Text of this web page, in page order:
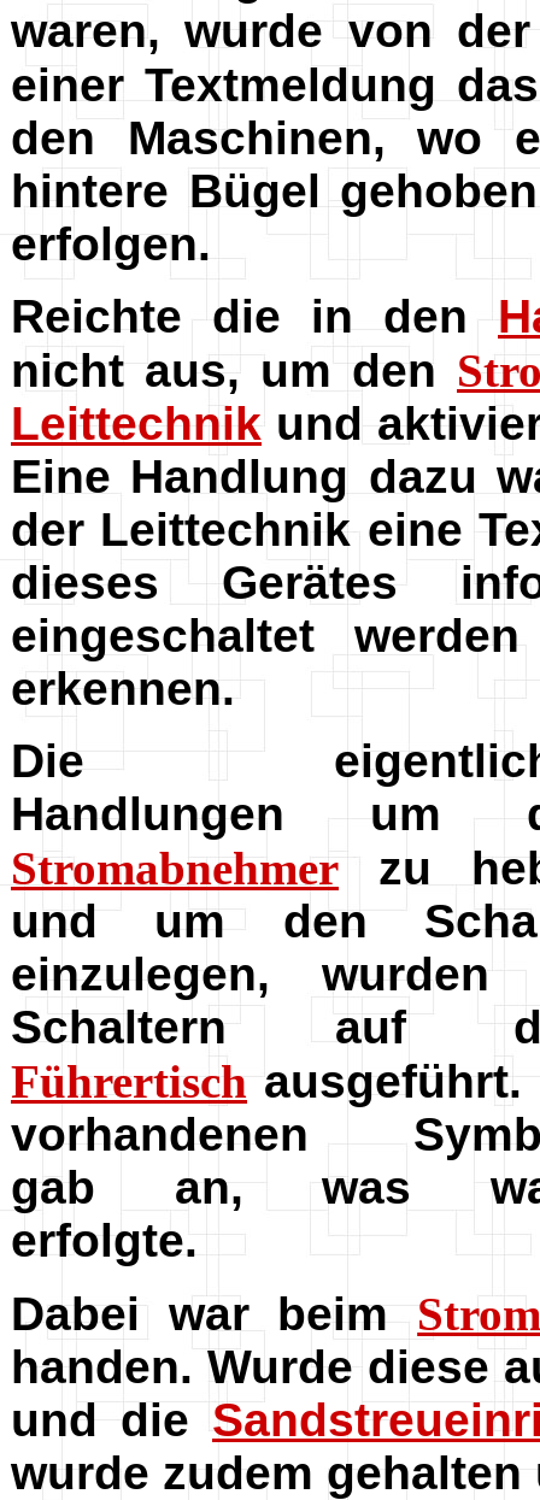
waren, wurde von
einer Textmeldung
den Maschinen, wo
hintere Bügel
erfolgen.
Reichte die in den
nicht aus, um den
Leittechnikund
Eine Handlung dazu
der Leittechnik eine
dieses Gerätes
eingeschaltet
erkennen.
Die
Handlungen um
Stromabnehmer zu
und um den
einzulegen, wurden
Schaltern auf
Führertisch ausgeführt.
vorhandenen
gab an, was
erfolgte.
Dabei war beim
handen. Wurde diese
und die
wurde zudem